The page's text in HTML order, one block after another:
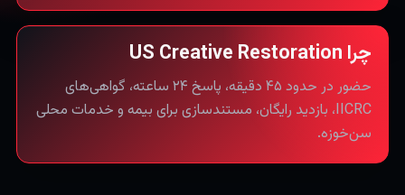
چرا US Creative Restoration
حضور در حدود ۴۵ دقیقه، پاسخ ۲۴ ساعته، گواهی‌های
IICRC، بازدید رایگان، مستندسازی برای بیمه و خدمات محلی
سن‌خوزه.